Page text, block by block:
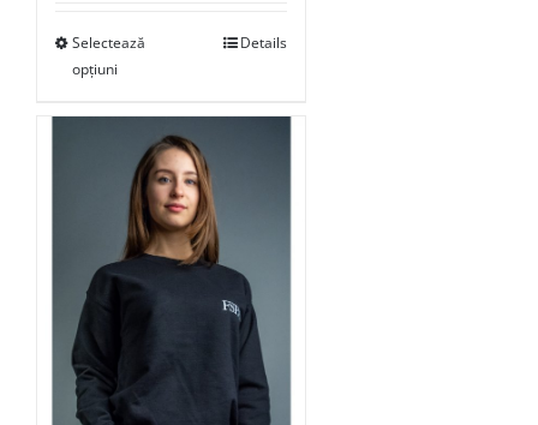
Selectează
opțiuni
Details